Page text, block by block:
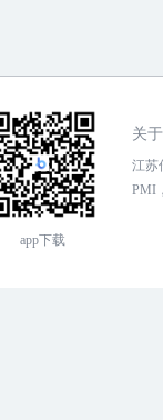
app下载
关
江苏
PMI